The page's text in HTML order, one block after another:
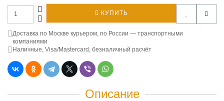
КУПИТЬ
Доставка по Москве курьером, по России — транспортными
компаниями
Наличные, Visa/Mastercard, безналичный расчёт
Описание